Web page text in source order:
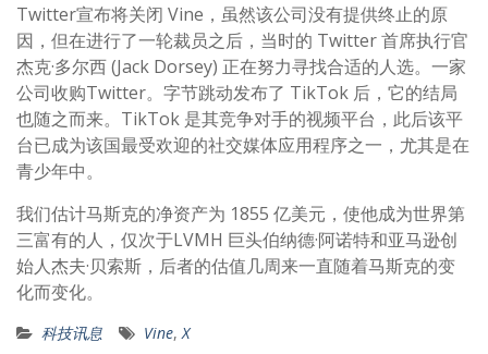
Twitter宣布将关闭 Vine，虽然该公司没有提供终止的原
因，但在进行了一轮裁员之后，当时的 Twitter 首席执行官
杰克·多尔西 (Jack Dorsey) 正在努力寻找合适的人选。一家
公司收购Twitter。字节跳动发布了 TikTok 后，它的结局
也随之而来。TikTok 是其竞争对手的视频平台，此后该平
台已成为该国最受欢迎的社交媒体应用程序之一，尤其是在
青少年中。
我们估计马斯克的净资产为 1855 亿美元，使他成为世界第
三富有的人，仅次于LVMH 巨头伯纳德·阿诺特和亚马逊创
始人杰夫·贝索斯，后者的估值几周来一直随着马斯克的变
化而变化。
科技讯息 Vine,X